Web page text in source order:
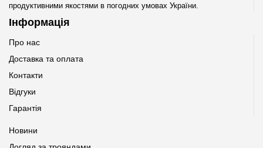
продуктивними якостями в погодних умовах України.
Інформація
Про нас
Доставка та оплата
Контакти
Відгуки
Гарантія
Новини